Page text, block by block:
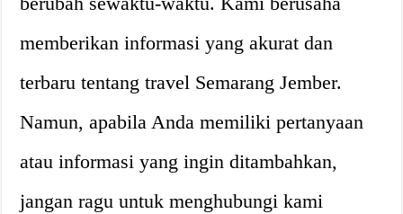
memberikan informasi yang akurat dan
terbaru tentang travel Semarang Jember.
Namun, apabila Anda memiliki pertanyaan
atau informasi yang ingin ditambahkan,
jangan ragu untuk menghubungi kami